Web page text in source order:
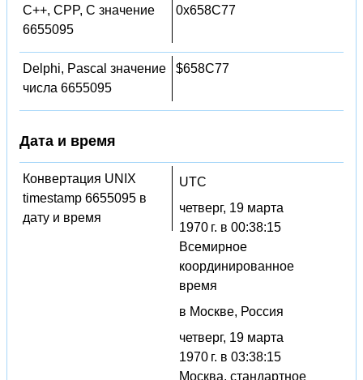
C++, CPP, C значение
6655095
0x658C77
Delphi, Pascal значение
числа 6655095
$658C77
Дата и время
Конвертация UNIX
timestamp 6655095 в
дату и время
UTC
четверг, 19 марта
1970 г. в 00:38:15
Всемирное
координированное
время
в Москве, Россия
четверг, 19 марта
1970 г. в 03:38:15
Москва, стандартное